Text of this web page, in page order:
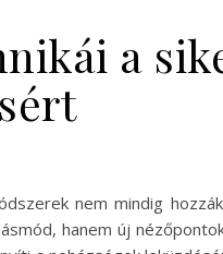
a
nem mindig
hanem új